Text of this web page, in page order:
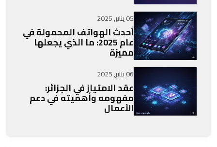
05 يناير, 2025
أحدث الهواتف المحمولة في
عام 2025: ما الذي يجعلها
مميزة
06 يناير, 2025
عقد الامتياز في الجزائر:
مفهومه وأهميته في دعم
الأعمال